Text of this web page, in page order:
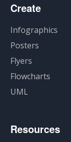
Create
Infographics
Posters
Flyers
Flowcharts
UML
Resources